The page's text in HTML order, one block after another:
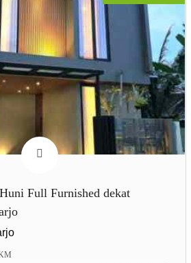
Full Furnished dekat